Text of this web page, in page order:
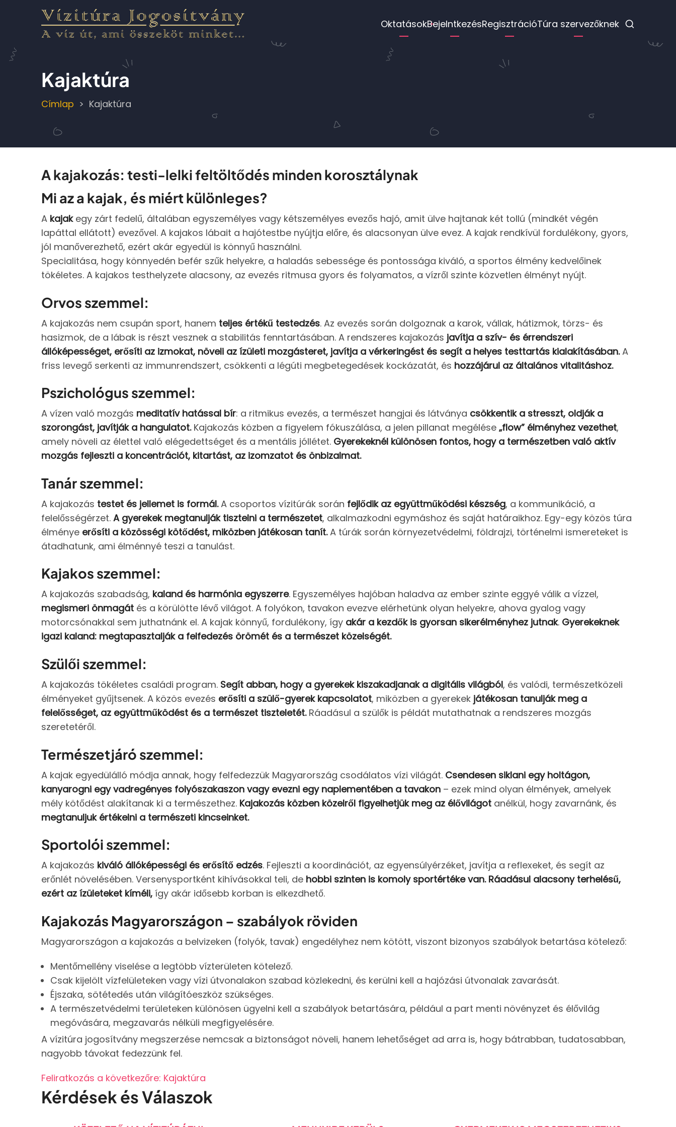
tartalomra
Fő
navigáció
OktatásokBejelntkezésRegisztrációTúra szervezőknek
Kajaktúra
Morzsa
Címlap Kajaktúra
A kajakozás: testi-lelki feltöltődés minden korosztálynak
Mi az a kajak, és miért különleges?
A kajakegy zárt fedelű, általában egyszemélyes vagy kétszemélyes evezős hajó, amit ülve hajtanak két tollú (mindkét végén
lapáttal ellátott) evezővel. A kajakos lábait a hajótestbe nyújtja előre, és alacsonyan ülve evez. A kajak rendkívül fordulékony, gyors,
jól manőverezhető, ezért akár egyedül is könnyű használni.
Specialitása, hogy könnyedén befér szűk helyekre, a haladás sebessége és pontossága kiváló, a sportos élmény kedvelőinek
tökéletes. A kajakos testhelyzete alacsony, az evezés ritmusa gyors és folyamatos, a vízről szinte közvetlen élményt nyújt.
Orvos szemmel:
A kajakozás nem csupán sport, hanem teljes értékű testedzés. Az evezés során dolgoznak a karok, vállak, hátizmok, törzs- és
hasizmok, de a lábak is részt vesznek a stabilitás fenntartásában. A rendszeres kajakozás javítja a szív- és érrendszeri
állóképességet, erősíti az izmokat, növeli az ízületi mozgásteret, javítja a vérkeringést és segít a helyes testtartás kialakításában.A
friss levegő serkenti az immunrendszert, csökkenti a légúti megbetegedések kockázatát, és hozzájárul az általános vitalitáshoz.
Pszichológus szemmel:
A vízen való mozgás meditatív hatással bír: a ritmikus evezés, a természet hangjai és látványa csökkentik a stresszt, oldják a
szorongást, javítják a hangulatot.Kajakozás közben a figyelem fókuszálása, a jelen pillanat megélése „flow” élményhez vezethet,
amely növeli az élettel való elégedettséget és a mentális jóllétet. Gyerekeknél különösen fontos, hogy a természetben való aktív
mozgás fejleszti a koncentrációt, kitartást, az izomzatot és önbizalmat.
Tanár szemmel:
A kajakozás testet és jellemet is formál.A csoportos vízitúrák során fejlődik az együttműködési készség, a kommunikáció, a
felelősségérzet. A gyerekek megtanulják tisztelni a természetet, alkalmazkodni egymáshoz és saját határaikhoz. Egy-egy közös túra
élménye erősíti a közösségi kötődést, miközben játékosan tanít.A túrák során környezetvédelmi, földrajzi, történelmi ismereteket is
átadhatunk, ami élménnyé teszi a tanulást.
Kajakos szemmel:
A kajakozás szabadság, kaland és harmónia egyszerre. Egyszemélyes hajóban haladva az ember szinte eggyé válik a vízzel,
megismeri önmagát és a körülötte lévő világot. A folyókon, tavakon evezve elérhetünk olyan helyekre, ahova gyalog vagy
motorcsónakkal sem juthatnánk el. A kajak könnyű, fordulékony, így akár a kezdők is gyorsan sikerélményhez jutnak. Gyerekeknek
igazi kaland: megtapasztalják a felfedezés örömét és a természet közelségét.
Szülői szemmel:
A kajakozás tökéletes családi program. Segít abban, hogy a gyerekek kiszakadjanak a digitális világból, és valódi, természetközeli
élményeket gyűjtsenek. A közös evezés erősíti a szülő-gyerek kapcsolatot, miközben a gyerekek játékosan tanulják meg a
felelősséget, az együttműködést és a természet tiszteletét.Ráadásul a szülők is példát mutathatnak a rendszeres mozgás
szeretetéről.
Természetjáró szemmel:
A kajak egyedülálló módja annak, hogy felfedezzük Magyarország csodálatos vízi világát. Csendesen siklani egy holtágon,
kanyarogni egy vadregényes folyószakaszon vagy evezni egy naplementében a tavakon – ezek mind olyan élmények, amelyek
mély kötődést alakítanak ki a természethez. Kajakozás közben közelről figyelhetjük meg az élővilágot anélkül, hogy zavarnánk, és
megtanuljuk értékelni a természeti kincseinket.
Sportolói szemmel:
A kajakozás kiváló állóképességi és erősítő edzés. Fejleszti a koordinációt, az egyensúlyérzéket, javítja a reflexeket, és segít az
erőnlét növelésében. Versenysportként kihívásokkal teli, de hobbi szinten is komoly sportértéke van. Ráadásul alacsony terhelésű,
ezért az ízületeket kíméli, így akár idősebb korban is elkezdhető.
Kajakozás Magyarországon – szabályok röviden
Magyarországon a kajakozás a belvizeken (folyók, tavak) engedélyhez nem kötött, viszont bizonyos szabályok betartása kötelező:
Mentőmellény viselése a legtöbb vízterületen kötelező.
Csak kijelölt vízfelületeken vagy vízi útvonalakon szabad közlekedni, és kerülni kell a hajózási útvonalak zavarását.
Éjszaka, sötétedés után világítóeszköz szükséges.
A természetvédelmi területeken különösen ügyelni kell a szabályok betartására, például a part menti növényzet és élővilág
megóvására, megzavarás nélküli megfigyelésére.
A vízitúra jogosítvány megszerzése nemcsak a biztonságot növeli, hanem lehetőséget ad arra is, hogy bátrabban, tudatosabban,
nagyobb távokat fedezzünk fel.
Feliratkozás a következőre: Kajaktúra
Kérdések és Válaszok